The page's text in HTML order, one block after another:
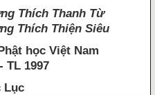
Thích Thanh Từ
Thích Thiện Siêu
học Việt Nam
TL 1997
Lục